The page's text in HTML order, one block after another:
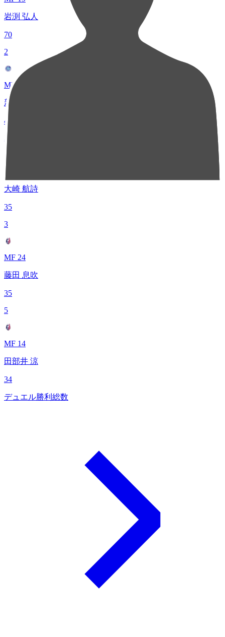
岩渕 弘人
70
2
MF 7
新井 晴樹
42
3
DF 3
大崎 航詩
35
3
MF 24
藤田 息吹
35
5
MF 14
田部井 涼
34
デュエル勝利総数